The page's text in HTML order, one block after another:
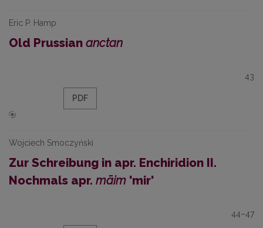
Eric P. Hamp
Old Prussian anctan
43
PDF
Wojciech Smoczyński
Zur Schreibung in apr. Enchiridion II.
Nochmals apr. māim 'mir'
44–47